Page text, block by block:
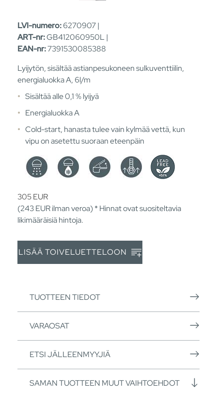
LVI-numero:6270907 |
ART-nr:GB412060950L |
EAN-nr:7391530085388
Lyijytön, sisältää astianpesukoneen sulkuventtiilin,
energialuokka A, 6l/m
Sisältää alle 0,1 % lyijyä
Energialuokka A
Cold-start, hanasta tulee vain kylmää vettä, kun
vipu on asetettu suoraan eteenpäin
305EUR
(243EURilman veroa) * Hinnat ovat suositeltavia
likimääräisiä hintoja.
LISÄÄ TOIVELUETTELOON
TUOTTEEN TIEDOT
VARAOSAT
ETSI JÄLLEENMYYJIÄ
SAMAN TUOTTEEN MUUT VAIHTOEHDOT